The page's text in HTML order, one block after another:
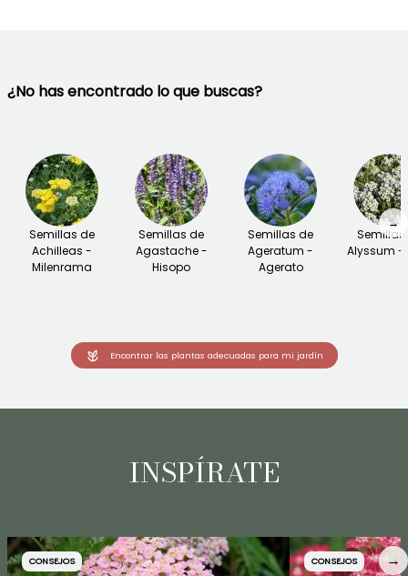
¿No has encontrado lo que buscas?
Semillas de
Achilleas -
Milenrama
Semillas de
Agastache -
Hisopo
Semillas de
Ageratum -
Agerato
Semillas
Alyssum -
→
Encontrar las plantas adecuadas para mi jardín
INSPÍRATE
CONSEJOS CONSEJOS →